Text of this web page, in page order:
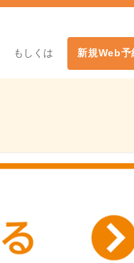
もしくは 新規Web予